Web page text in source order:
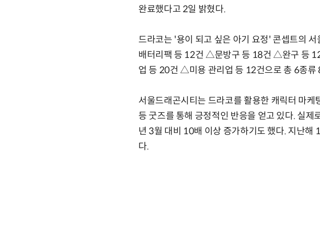
완료했다고 2일 밝혔다.
드라코는 '용이 되고 싶은 아기 요정' 콘셉트의
배터리팩 등 12건 △문방구 등 18건 △완구 등
업 등 20건 △미용 관리업 등 12건으로 총 6종류
서울드래곤시티는 드라코를 활용한 캐릭터 마
등 굿즈를 통해 긍정적인 반응을 얻고 있다. 실
년 3월 대비 10배 이상 증가하기도 했다. 지난해
다.